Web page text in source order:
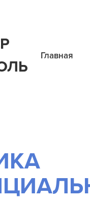
Главная